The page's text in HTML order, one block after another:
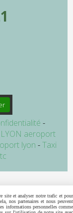
LYON aeroport
lyon
Taxi
site et analyser notre trafic et pour
nos partenaires et nous peuvent
informations personnelles comme